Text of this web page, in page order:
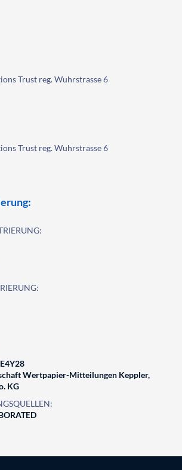
Trust reg. Wuhrstrasse 6
Trust reg. Wuhrstrasse 6
Wertpapier-Mitteilungen Keppler,
KG